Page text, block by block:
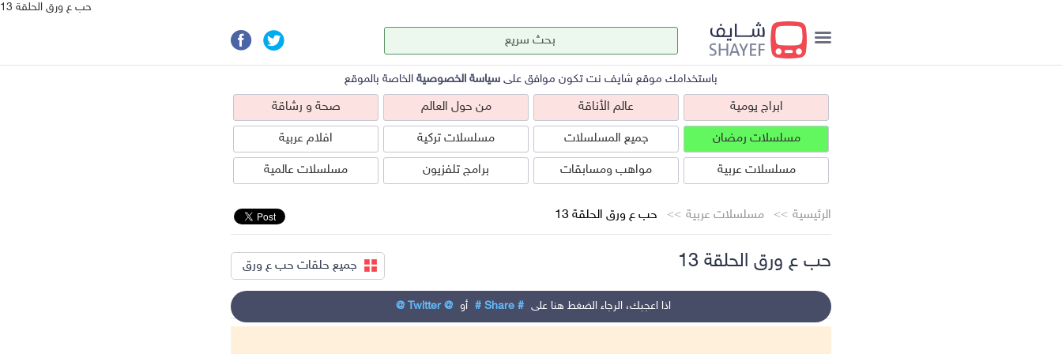
حب ع ورق الحلقة 13
ابراج يومية صحة و رشاقة
باستخدامك موقع شايف نت تكون موافق على سياسة الخصوصية الخاصة بالموقع
ابراج يومية عالم الأناقة من حول العالم صحة و رشاقة
مسلسلات رمضان جميع المسلسلات مسلسلات تركية افلام عربية
مسلسلات عربية مواهب ومسابقات برامج تلفزيون مسلسلات عالمية
الرئيسية مسلسلات عربية حب ع ورق الحلقة 13
جميع حلقات حب ع ورق حب ع ورق الحلقة 13
اذا اعجبك، الرجاء الضغط هنا على # Share # أو @ Twitter @